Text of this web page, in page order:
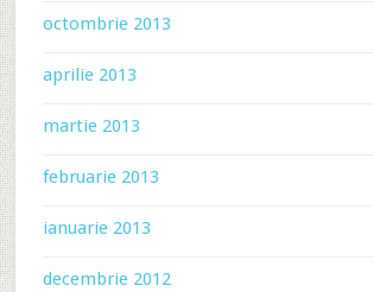
octombrie 2013
aprilie 2013
martie 2013
februarie 2013
ianuarie 2013
decembrie 2012